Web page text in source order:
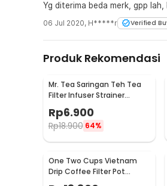
Yg diterima beda merk, gpp
06 Jul 2020, H*****r Verified
Produk Rekomendasi
Mr. Tea Saringan Teh Tea
Filter Infuser Strainer
Chilling Man Silicon - MR03
Rp6.900
Rp18.900 64%
One Two Cups Vietnam
Drip Coffee Filter Pot
Saringan Kopi 180ml 8Q -